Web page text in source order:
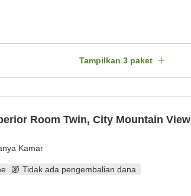
Tampilkan 3 paket
Room Twin, City Mountain View
Kamar
Tidak ada pengembalian dana